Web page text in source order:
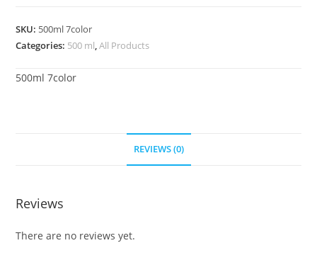
SKU: 500ml 7color
Categories: 500 ml,All Products
500ml 7color
REVIEWS (0)
Reviews
There are no reviews yet.